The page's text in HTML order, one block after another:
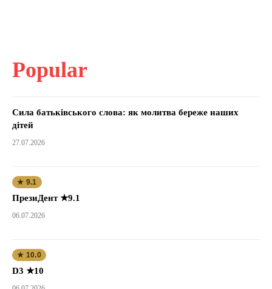
Popular
Сила батьківського слова: як молитва береже наших
дітей
27.07.2026
★ 9.1
ПрезиДент ★9.1
06.07.2026
★ 10.0
D3 ★10